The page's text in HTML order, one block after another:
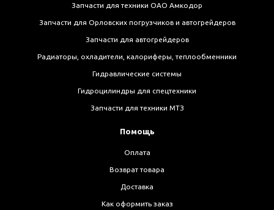
Запчасти для техники ОАО Амкодор
Запчасти для Орловских погрузчиков и автогрейдеров
Запчасти для автогрейдеров
Радиаторы, охладители, калориферы, теплообменники
Гидравлические системы
Гидроцилиндры для спецтехники
Запчасти для техники МТЗ
Помощь
Оплата
Возврат товара
Доставка
Как оформить заказ